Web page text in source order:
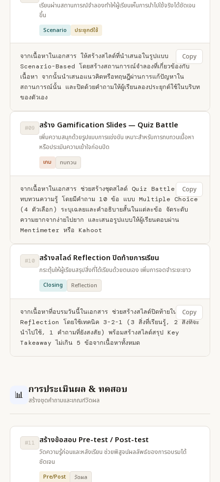
เรียนผ่านสถานการณ์จำลองทำให้ผู้เรียนเห็นการนำไปใช้จริงได้ชัดเจน
ขึ้น
Scenario ประยุกต์ใช้
จากเนื้อหาในเอกสาร ให้สร้างสไลด์ที่นำเสนอในรูปแบบ
Scenario-Based โดยสร้างสถานการณ์จำลองที่เกี่ยวข้องกับ
เนื้อหา จากนั้นนำเสนอแนวคิดหรือทฤษฎีผ่านการแก้ปัญหาใน
สถานการณ์นั้น และปิดด้วยคำถามให้ผู้เรียนลองประยุกต์ใช้ในบริบท
ของตัวเอง
Copy
#09 สร้าง Gamification Slides — Quiz Battle
เพิ่มความสนุกด้วยรูปแบบการแข่งขัน เหมาะสำหรับการทบทวนเนื้อหา
หรือประเมินความเข้าใจก่อนปิด
เกม ทบทวน
จากเนื้อหาในเอกสาร ช่วยสร้างชุดสไลด์ Quiz Battle สำหรับ
ทบทวนความรู้ โดยมีคำถาม 10 ข้อ แบบ Multiple Choice
(4 ตัวเลือก) ระบุเฉลยและคำอธิบายสั้นในแต่ละข้อ จัดระดับ
ความยากจากง่ายไปยาก และเสนอรูปแบบให้ผู้เรียนตอบผ่าน
Mentimeter หรือ Kahoot
Copy
#10 สร้างสไลด์ Reflection ปิดท้ายการเรียน
กระตุ้นให้ผู้เรียนสรุปสิ่งที่ได้เรียนด้วยตนเอง เพิ่มการจดจำระยะยาว
Closing Reflection
จากเนื้อหาที่อบรมวันนี้ในเอกสาร ช่วยสร้างสไลด์ปิดท้ายในรูปแบบ
Reflection โดยใช้เทคนิค 3-2-1 (3 สิ่งที่เรียนรู้, 2 สิ่งที่จะ
นำไปใช้, 1 คำถามที่ยังสงสัย) พร้อมสร้างสไลด์สรุป Key
Takeaway ไม่เกิน 5 ข้อจากเนื้อหาทั้งหมด
Copy
📊 การประเมินผล & ทดสอบ
สร้างชุดคำถามและเกณฑ์วัดผล
#11 สร้างข้อสอบ Pre-test / Post-test
วัดความรู้ก่อนและหลังเรียน ช่วยพิสูจน์ผลลัพธ์ของการอบรมได้
ชัดเจน
Pre/Post วัดผล